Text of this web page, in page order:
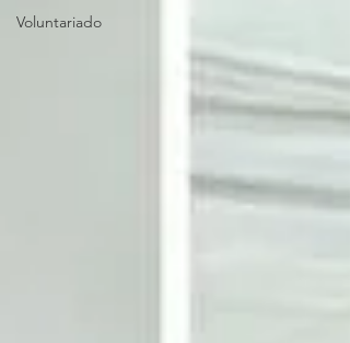
Voluntariado